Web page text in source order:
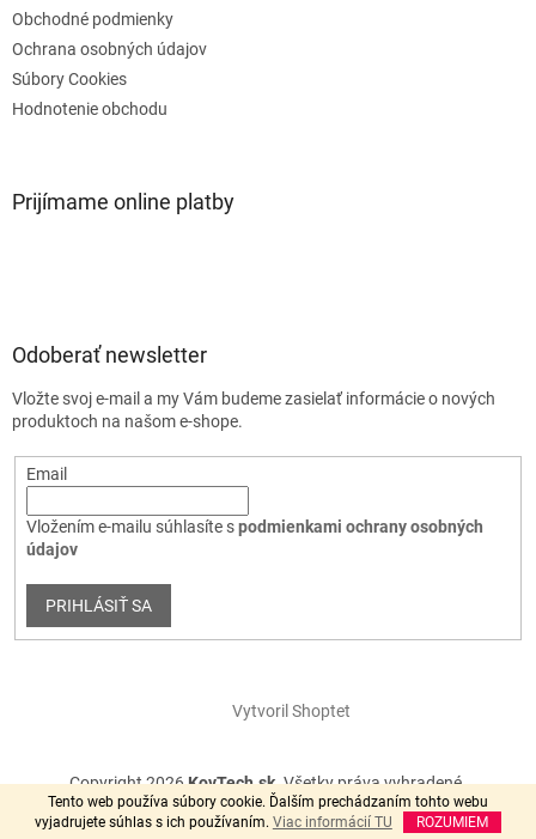
Tento web používa súbory cookie. Ďalším prechádzaním tohto webu
vyjadrujete súhlas s ich používaním. Viac informácií TU ROZUMIEM
Obchodné podmienky
Ochrana osobných údajov
Súbory Cookies
Hodnotenie obchodu
Prijímame online platby
Odoberať newsletter
Vložte svoj e-mail a my Vám budeme zasielať informácie o nových
produktoch na našom e-shope.
Email
Vložením e-mailu súhlasíte spodmienkami ochrany osobných
údajov
PRIHLÁSIŤ SA
Vytvoril Shoptet
Copyright 2026KovTech.sk. Všetky práva vyhradené.